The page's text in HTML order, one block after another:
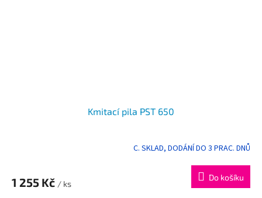
Kmitací pila PST 650
je
C. SKLAD, DODÁNÍ DO 3 PRAC. DNŮ
1 255 Kč / ks
Do košíku